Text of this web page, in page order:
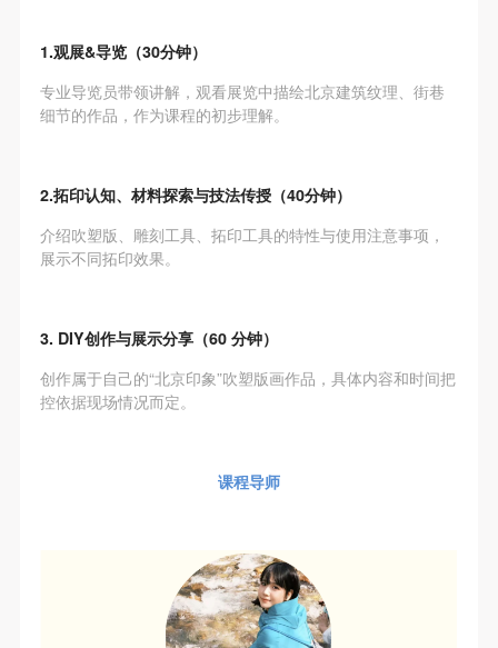
1.观展&导览（30分钟）
专业导览员带领讲解，观看展览中描绘北京建筑纹理、街巷
细节的作品，作为课程的初步理解。
2.拓印认知、材料探索与技法传授（40分钟）
介绍吹塑版、雕刻工具、拓印工具的特性与使用注意事项，
展示不同拓印效果。
3. DIY创作与展示分享（60 分钟）
创作属于自己的“北京印象”吹塑版画作品，具体内容和时间把
控依据现场情况而定。
课程导师